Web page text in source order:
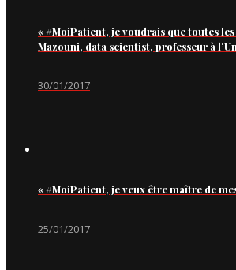
« #MoiPatient, je voudrais que toutes
Mazouni, data scientist, professeur à
30/01/2017
« #MoiPatient, je veux être maître de
25/01/2017